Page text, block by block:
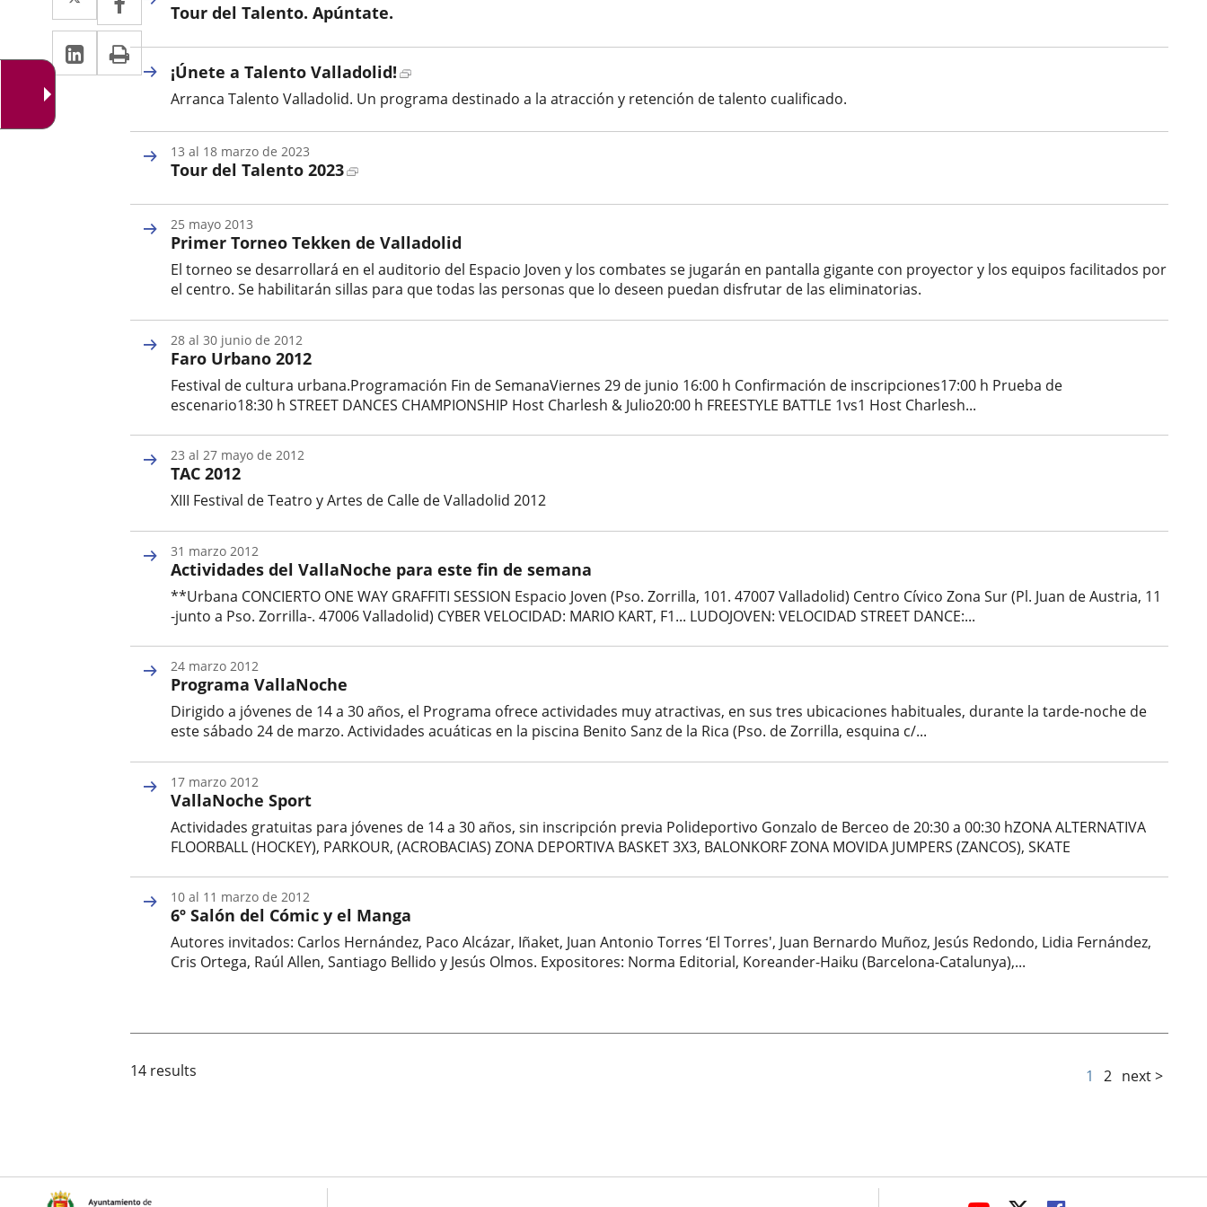
a
una
aplicación
a
una
aplicación
Linkedin
Enlace
a
aplicación
externa.
Print
Tour del Talento. Apúntate.
inicio
del
evento
¡Únete a Talento Valladolid!
Enlace
una
aplicación
Arranca Talento Valladolid. Un programa destinado a la atracción y retención de talento cualificado.
Tour del Talento 2023
Enlace
una
externa.
inicio
del
13 al 18 marzo de 2023
Primer Torneo Tekken de Valladolid
El torneo se desarrollará en el auditorio del Espacio Joven y los combates se jugarán en pantalla gigante con proyector y los equipos facilitados por
el centro. Se habilitarán sillas para que todas las personas que lo deseen puedan disfrutar de las eliminatorias.
inicio
del
25 mayo 2013
Faro Urbano 2012
Festival de cultura urbana.Programación Fin de SemanaViernes 29 de junio 16:00 h Confirmación de inscripciones17:00 h Prueba de
escenario18:30 h STREET DANCES CHAMPIONSHIP Host Charlesh & Julio20:00 h FREESTYLE BATTLE 1vs1 Host Charlesh...
inicio
del
28 al30 junio de 2012
TAC 2012
XIII Festival de Teatro y Artes de Calle de Valladolid 2012
inicio
del
23 al27 mayo de 2012
Actividades del VallaNoche para este fin de semana
**Urbana CONCIERTO ONE WAY GRAFFITI SESSION Espacio Joven (Pso. Zorrilla, 101. 47007 Valladolid) Centro Cívico Zona Sur (Pl. Juan de Austria, 11
-junto a Pso. Zorrilla-. 47006 Valladolid) CYBER VELOCIDAD: MARIO KART, F1... LUDOJOVEN: VELOCIDAD STREET DANCE:...
inicio
del
31 marzo 2012
Programa VallaNoche
Dirigido a jóvenes de 14 a 30 años, el Programa ofrece actividades muy atractivas, en sus tres ubicaciones habituales, durante la tarde-noche de
este sábado 24 de marzo. Actividades acuáticas en la piscina Benito Sanz de la Rica (Pso. de Zorrilla, esquina c/...
inicio
del
24 marzo 2012
VallaNoche Sport
Actividades gratuitas para jóvenes de 14 a 30 años, sin inscripción previa Polideportivo Gonzalo de Berceo de 20:30 a 00:30 hZONA ALTERNATIVA
FLOORBALL (HOCKEY), PARKOUR, (ACROBACIAS) ZONA DEPORTIVA BASKET 3X3, BALONKORF ZONA MOVIDA JUMPERS (ZANCOS), SKATE
inicio
del
17 marzo 2012
6º Salón del Cómic y el Manga
Autores invitados: Carlos Hernández, Paco Alcázar, Iñaket, Juan Antonio Torres ‘El Torres', Juan Bernardo Muñoz, Jesús Redondo, Lidia Fernández,
Cris Ortega, Raúl Allen, Santiago Bellido y Jesús Olmos. Expositores: Norma Editorial, Koreander-Haiku (Barcelona-Catalunya),...
del
10 al 11 marzo de 2012
14 results 1 2 next >